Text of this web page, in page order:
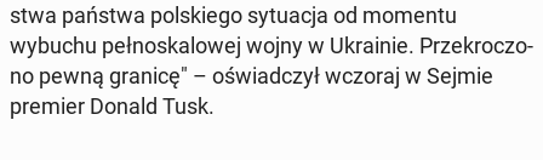
stwa państwa pol­skie­go sy­tu­acja od momentu
wybuchu peł­no­ska­lo­wej wojny w Ukra­inie. Prze­kro­czo­
no pewną granicę" – oświad­czył wczoraj w Sejmie
premier Donald Tusk.